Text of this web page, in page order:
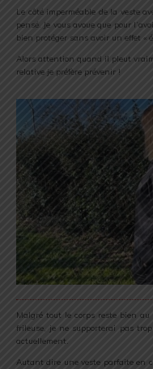
Le côté imperméable de la veste
pensé. Je vous avoue que pour
bien protéger sans avoir un effet «
Alors attention quand il pleut
relative je préfère prévenir !
Malgré tout le corps reste bien
frileuse, je ne supporterai pas
actuellement.
Autant dire une veste parfaite en